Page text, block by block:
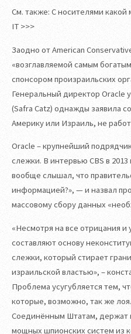
См. также: С носителями
IT >>>
Заодно от American
«возглавляемой самым
спонсором произраильских
Генеральный директор Oracle
(Safra Catz) однажды заявила
Америку или Израиль, не
Oracle – крупнейший
слежки. В интервью CBS в
вообще слышал, что
информацией?», — и назвал
массовому сбору данных
«Несмотря на все отрицания и
составляют основу
слежки, который стирает
израильской властью», –
Проблема усугубляется тем,
которые, возможно, так же
Соединённым Штатам, держат
мощных шпионских систем из